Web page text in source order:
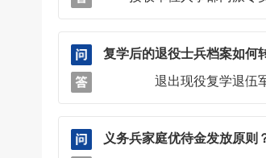
复学后的退役士兵档案如何
退出现役复学退伍军人
义务兵家庭优待金发放原则